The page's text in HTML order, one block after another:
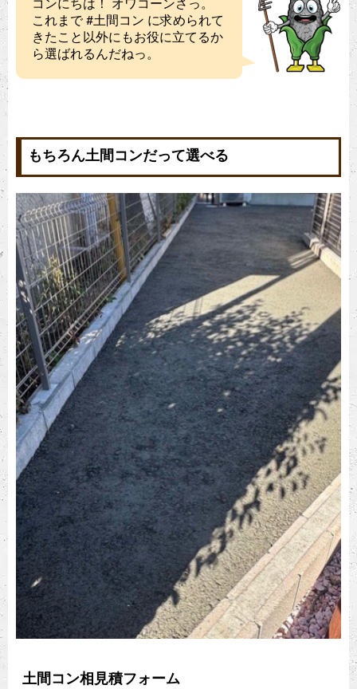
コンにちは！ オワコーンさっ。
これまで #土間コン に求められて
きたこと以外にもお役に立てるか
ら選ばれるんだねっ。
もちろん土間コンだって選べる
土間コン相見積フォーム